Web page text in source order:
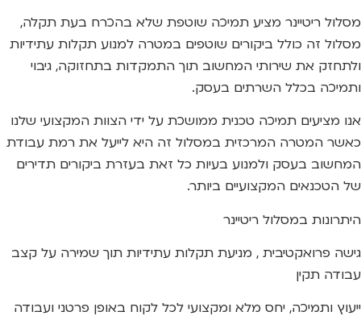
מסלול ריטיינר מציע תמיכה שוטפת שלא בהכרח בעת תקלה,
מסלול זה כולל ביקורים שוטפים במטרה למנוע תקלות עתידיות
ולתחזק את שירותי המחשוב תוך התמקדות בתחזוקה, גיבוי
ותמיכה בכלל השרתים בעסק.
אנו מציעים תמיכה טכנית ממושכת על ידי הצוות המקצועי שלנו
כאשר המטרה המרכזית במסלול זה היא לייעל את רמת עבודת
המחשוב בעסק ולמנוע בעיות כל זאת בעזרת ביקורים תדירים
של הטכנאים המקצועיים ביותר.
היתרונות במסלול ריטיינר
גישה פרואקטיבית , מניעת תקלות עתידיות תוך שמירה על קצב
עבודה תקין
ייעוץ ותמיכה, יחס מלא ומקצועי לכל לקוח באופן פרטני ועבודה